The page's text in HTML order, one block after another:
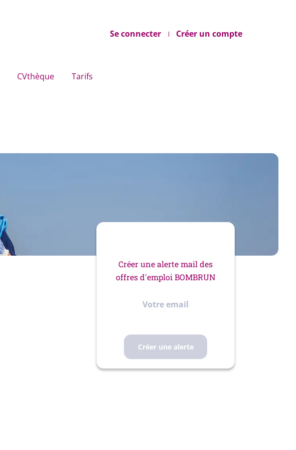
Se connecter Créer un compte
CVthèque Tarifs
Créer une alerte mail des
offres d'emploi BOMBRUN